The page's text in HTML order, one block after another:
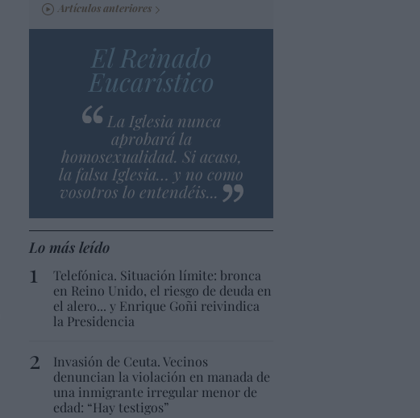
Artículos anteriores
El Reinado
Eucarístico
La Iglesia nunca
aprobará la
homosexualidad. Si acaso,
la falsa Iglesia… y no como
vosotros lo entendéis...
Lo más leído
Telefónica. Situación límite: bronca
en Reino Unido, el riesgo de deuda en
el alero... y Enrique Goñi reivindica
la Presidencia
Invasión de Ceuta. Vecinos
denuncian la violación en manada de
una inmigrante irregular menor de
edad: “Hay testigos”